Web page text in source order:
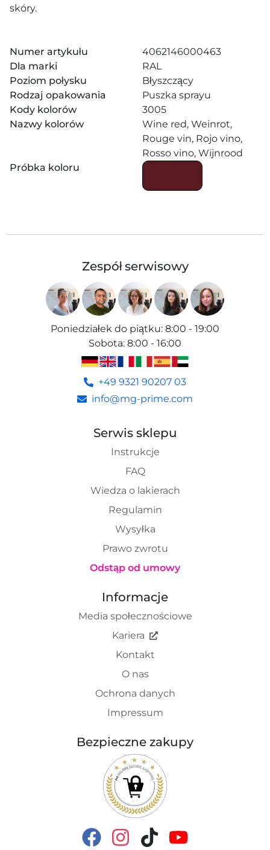
skóry.
Numer artykułu
4062146000463
Dla marki
RAL
Poziom połysku
Błyszczący
Rodzaj opakowania
Puszka sprayu
Kody kolorów
3005
Nazwy kolorów
Wine red, Weinrot,
Rouge vin, Rojo vino,
Rosso vino, Wijnrood
Próbka koloru
Zespół serwisowy
Poniedziałek do piątku: 8:00 - 19:00
Sobota: 8:00 - 16:00
+49 9321 90207 03
info@mg-prime.com
Serwis sklepu
Instrukcje
FAQ
Wiedza o lakierach
Regulamin
Wysyłka
Prawo zwrotu
Odstąp od umowy
Informacje
Media społecznościowe
Kariera
Kontakt
O nas
Ochrona danych
Impressum
Bezpieczne zakupy